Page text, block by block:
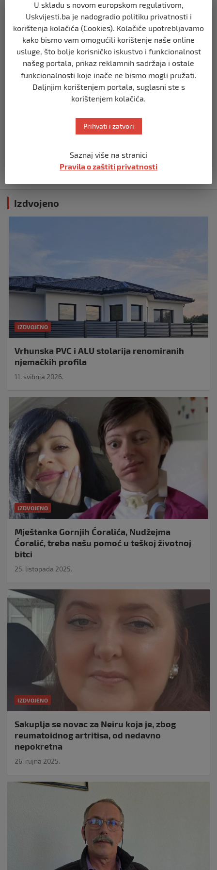
Zašto Bakir Izetbegović trenutno ima
najveće šanse za povratak u
Predsjedništvo BiH
prije 3 mjeseca
BIH
Demantij Federalnog ministarstva
unutrašnjih poslova
pomoćni objekti
prije 5 mjeseci
Izdvojeno
IZDVOJENO
Vrhunska PVC i ALU stolarija renomiranih
njemačkih profila
11. svibnja 2026.
IZDVOJENO
Mještanka Gornjih Ćoralića, Nudžejma
Ćoralić, treba našu pomoć u teškoj životnoj
bitci
25. listopada 2025.
IZDVOJENO
Sakuplja se novac za Neiru koja je, zbog
reumatoidnog artritisa, od nedavno
nepokretna
26. rujna 2025.
U skladu s novom europskom regulativom,
Uskvijesti.ba je nadogradio politiku privatnosti i
korištenja kolačića (Cookies). Kolačiće upotrebljavamo
kako bismo vam omogućili korištenje naše online
usluge, što bolje korisničko iskustvo i funkcionalnost
našeg portala, prikaz reklamnih sadržaja i ostale
funkcionalnosti koje inače ne bismo mogli pružati.
Daljnjim korištenjem portala, suglasni ste s
korištenjem kolačića.
Prihvati i zatvori
Saznaj više na stranici
Pravila o zaštiti privatnosti